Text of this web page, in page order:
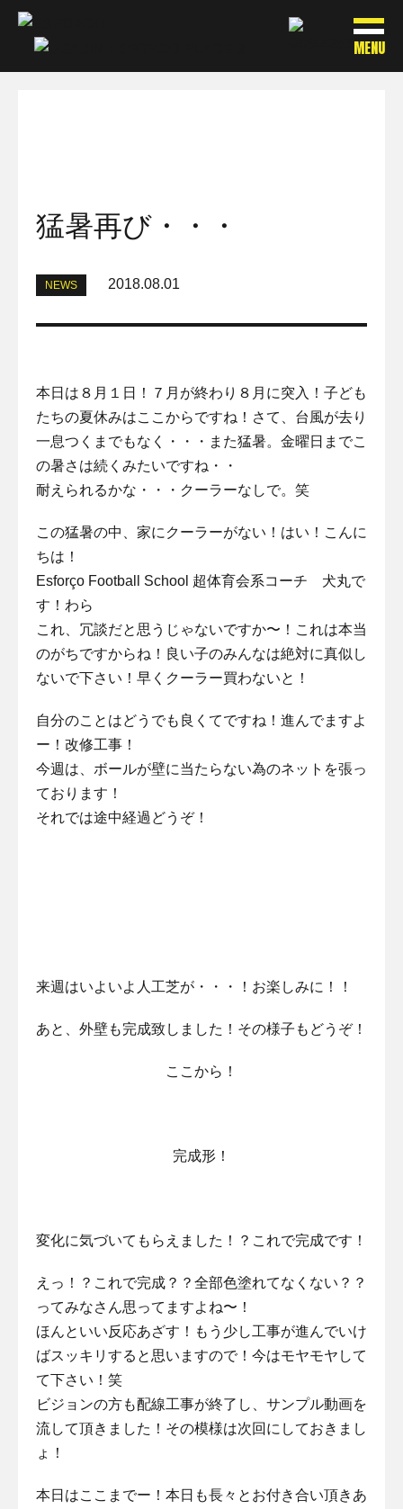
MENU
猛暑再び・・・
NEWS 2018.08.01
本日は８月１日！７月が終わり８月に突入！子ども
たちの夏休みはここからですね！さて、台風が去り
一息つくまでもなく・・・また猛暑。金曜日までこ
の暑さは続くみたいですね・・
耐えられるかな・・・クーラーなしで。笑
この猛暑の中、家にクーラーがない！はい！こんに
ちは！
Esforço Football School 超体育会系コーチ 犬丸で
す！わら
これ、冗談だと思うじゃないですか〜！これは本当
のがちですからね！良い子のみんなは絶対に真似し
ないで下さい！早くクーラー買わないと！
自分のことはどうでも良くてですね！進んでますよ
ー！改修工事！
今週は、ボールが壁に当たらない為のネットを張っ
ております！
それでは途中経過どうぞ！
来週はいよいよ人工芝が・・・！お楽しみに！！
あと、外壁も完成致しました！その様子もどうぞ！
ここから！
完成形！
変化に気づいてもらえました！？これで完成です！
えっ！？これで完成？？全部色塗れてなくない？？
ってみなさん思ってますよね〜！
ほんといい反応あざす！もう少し工事が進んでいけ
ばスッキリすると思いますので！今はモヤモヤして
て下さい！笑
ビジョンの方も配線工事が終了し、サンプル動画を
流して頂きました！その模様は次回にしておきまし
ょ！
本日はここまでー！本日も長々とお付き合い頂きあ